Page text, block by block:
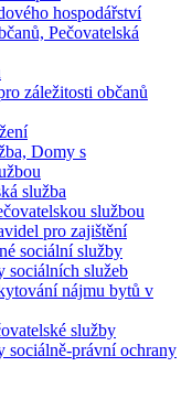
hospodářství
Pečovatelská
záležitosti občanů
Domy s
služba
službou
pro zajištění
sociální služby
sociálních služeb
nájmu bytů v
služby
sociálně-právní ochrany